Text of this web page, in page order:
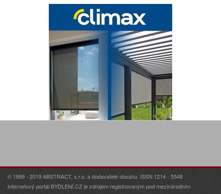
© 1999 - 2019 ABSTRACT, s.r.o. a dodavatelé obsahu. ISSN 1214 - 5548
Internetový portál BYDLENÍ.CZ je zdrojem registrovaným pod mezinárodním